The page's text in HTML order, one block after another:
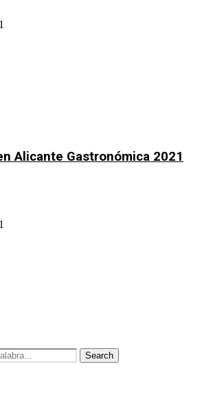
Alicante Gastronómica 2021
Search